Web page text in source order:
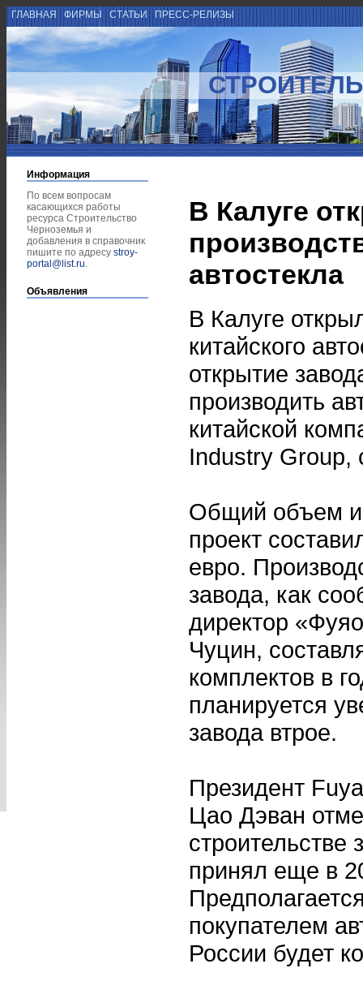
ГЛАВНАЯ ФИРМЫ СТАТЬИ ПРЕСС-РЕЛИЗЫ
Информация
По всем вопросам
касающихся работы
ресурса Строительство
Черноземья и
добавления в справочник
пишите по адресу stroy-
portal@list.ru.
Объявления
В Калуге
автостекла
В Калуге
китайского
открытие
производить
китайской
Industry Group,
Общий объем
проект
евро.
завода, как
директор
Чуцин,
комплектов в
планируется
завода втрое.
Президент
Цао Дэван
строительстве
принял еще в
покупателем
России будет